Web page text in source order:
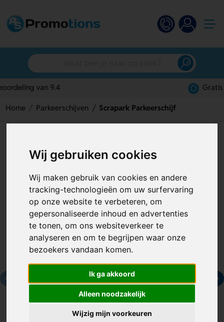
Wij gebruiken cookies
Wij maken gebruik van cookies en andere
tracking-technologieën om uw surfervaring
op onze website te verbeteren, om
gepersonaliseerde inhoud en advertenties
te tonen, om ons websiteverkeer te
analyseren en om te begrijpen waar onze
bezoekers vandaan komen.
Ik ga akkoord
Alleen noodzakelijk
Wijzig mijn voorkeuren
Home Parkeerschijven Scrapark Parkeerschijf
Artikelnummer:119968